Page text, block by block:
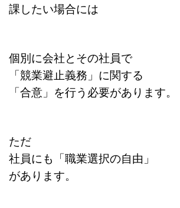
課したい場合には
個別に会社とその社員で
「競業避止義務」に関する
「合意」を行う必要があります。
ただ
社員にも「職業選択の自由」
があります。